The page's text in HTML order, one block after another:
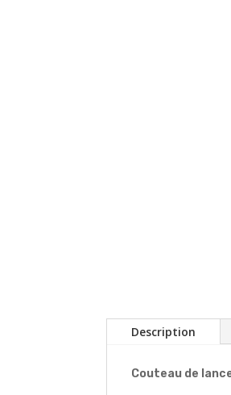
Description
Couteau de